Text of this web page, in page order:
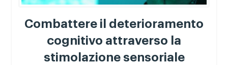
Combattere il deterioramento
cognitivo attraverso la
stimolazione sensoriale